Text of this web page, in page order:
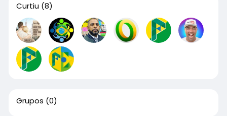
Curtiu (8)
Grupos (0)